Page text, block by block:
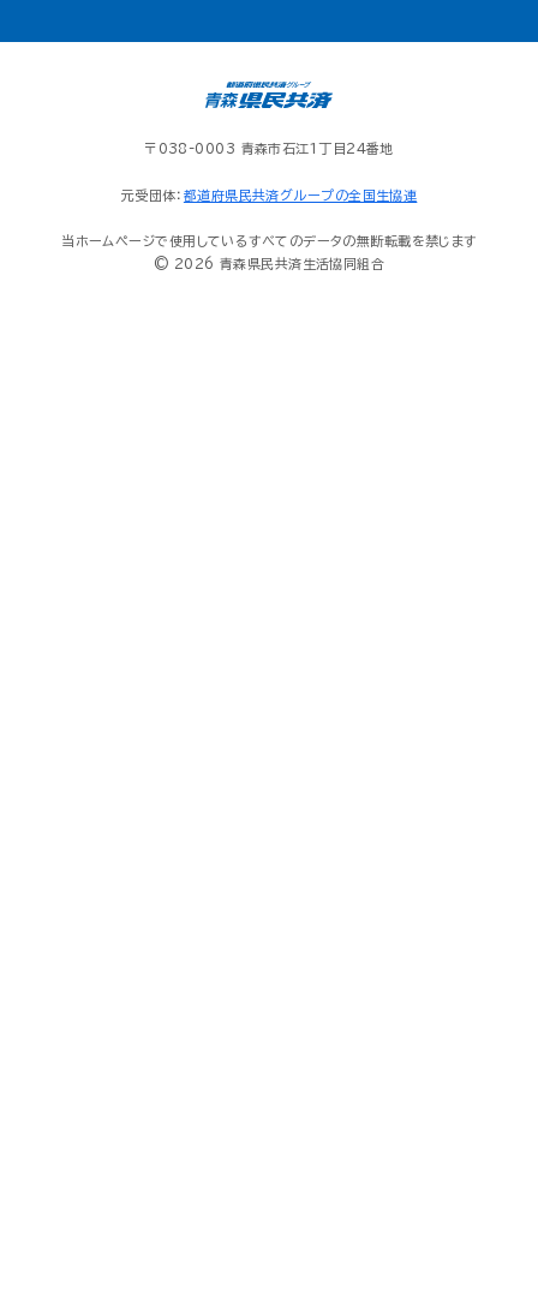
〒038-0003 青森市石江1丁目24番地
元受団体： 都道府県民共済グループの全国生協連
当ホームページで使用しているすべてのデータの無断転載を禁じます
© 2026 青森県民共済生活協同組合